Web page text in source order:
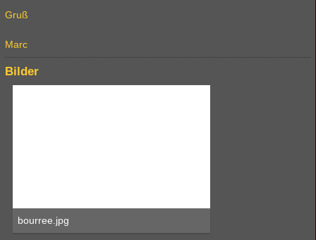
Gruß
Marc
Bilder
bourree.jpg
171,52 kB, 756×1.140, 288 mal angesehen